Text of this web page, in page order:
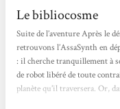
Le bibliocosme
Suite de l’aventure Après le
retrouvons l’AssaSynth en
: il cherche tranquillement à
de robot libéré de toute
planète qu’il traversera. Or,